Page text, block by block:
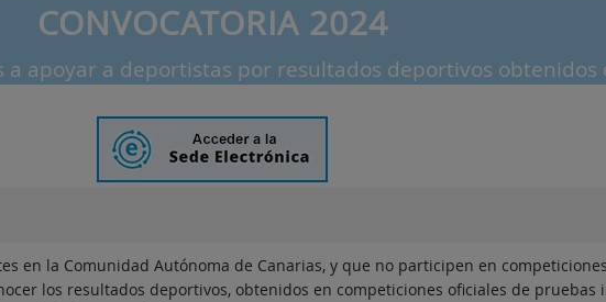
CONVOCATORIA 2024
a apoyar a deportistas por resultados deportivos obtenidos
en la Comunidad Autónoma de Canarias, y que no participen en
los resultados deportivos, obtenidos en competiciones oficiales de pruebas